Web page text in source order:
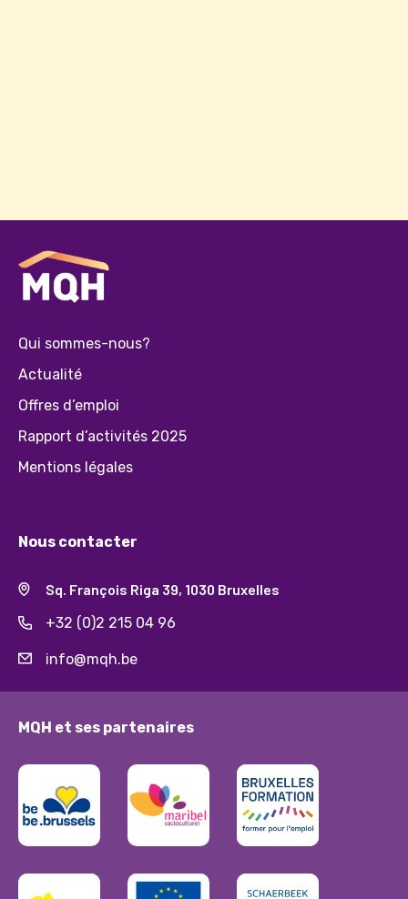
Qui sommes-nous?
Actualité
Offres d’emploi
Rapport d’activités 2025
Mentions légales
Nous contacter
Sq. François Riga 39, 1030 Bruxelles
+32 (0)2 215 04 96
info@mqh.be
MQH et ses partenaires